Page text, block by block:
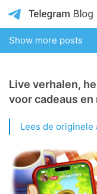
Show more posts
Live verhalen,
voor cadeaus en
Lees de originele